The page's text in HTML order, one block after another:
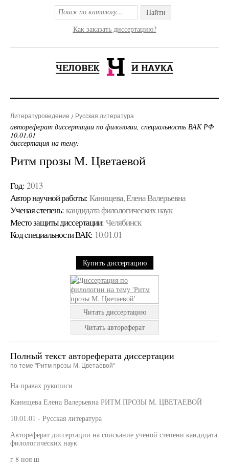
Найти
Как заказать диссертацию?
Литературоведение Русская литература
автореферат диссертации по филологии, специальность ВАК РФ
10.01.01
диссертация на тему:
Ритм прозы М. Цветаевой
Год: 2013
Автор научной работы: Канищева, Елена Валерьевна
Ученая cтепень: кандидата филологических наук
Место защиты диссертации: Челябинск
Код cпециальности ВАК: 10.01.01
Купить диссертацию
Читать диссертацию
Читать автореферат
Полный текст автореферата диссертации
по теме "Ритм прозы М. Цветаевой"
На правах рукописи
Канищева Елена Валерьевна РИТМ ПРОЗЫ М. ЦВЕТАЕВОЙ
10.01.01 - Русская литература
Автореферат диссертации на соискание ученой степени кандидата
филологических наук
г 8 ноя ш